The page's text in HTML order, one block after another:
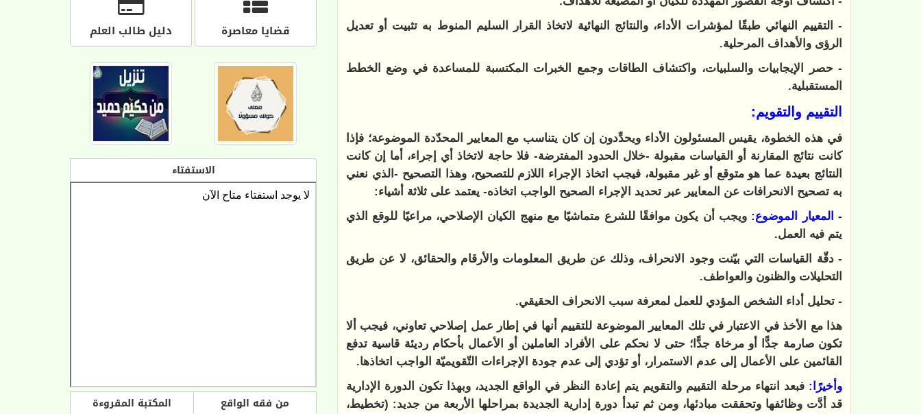
- التقييم النهائي طبقًا لمؤشرات الأداء، والنتائج النهائية لاتخاذ القرار السليم المنوط به تثبيت أو تعديل
الرؤى والأهداف المرحلية.
- حصر الإيجابيات والسلبيات، واكتشاف الطاقات وجمع الخبرات المكتسبة للمساعدة في وضع الخطط
المستقبلية.
التقييم والتقويم:
في هذه الخطوة، يقيس المسئولون الأداء ويحدِّدون إن كان يتناسب مع المعايير المحدّدة الموضوعة؛ فإذا
كانت نتائج المقارنة أو القياسات مقبولة -خلال الحدود المفترضة- فلا حاجة لاتخاذ أي إجراء، أما إن كانت
النتائج بعيدة عما هو متوقع أو غير مقبولة، فيجب اتخاذ الإجراء اللازم للتصحيح، وهذا التصحيح -الذي نعني
به تصحيح الانحرافات عن المعايير عبر تحديد الإجراء الصحيح الواجب اتخاذه- يعتمد على ثلاثة أشياء:
- المعيار الموضوع: ويجب أن يكون موافقًا للشرع متماشيًا مع منهج الكيان الإصلاحي، مراعيًا للوقع الذي
يتم فيه العمل.
- دقّة القياسات التي بيّنت وجود الانحراف، وذلك عن طريق المعلومات والأرقام والحقائق، لا عن طريق
التحليلات والظنون والعواطف.
- تحليل أداء الشخص المؤدي للعمل لمعرفة سبب الانحراف الحقيقي.
هذا مع الأخذ في الاعتبار في تلك المعايير الموضوعة للتقييم أنها في إطار عمل إصلاحي تعاوني، فيجب ألا
تكون صارمة جدًّا أو مرخاة جدًّا؛ حتى لا نحكم على الأفراد العاملين أو الأعمال بأحكام رديئة قاسية تدفع
القائمين على الأعمال إلى عدم الاستمرار، أو تؤدي إلى عدم جودة الإجراءات التّقويميّة الواجب اتخاذها.
وأخيرًا:فبعد انتهاء مرحلة التقييم والتقويم يتم إعادة النظر في الواقع الجديد، وبهذا تكون الدورة الإدارية
قد أدَّت وظائفها وتحققت مبادئها، ومن ثم تبدأ دورة إدارية الجديدة بمراحلها الأربعة من جديد: (تخطيط،
قضايا معاصرة دليل طالب العلم
الاستفتاء
من فقه الواقع
المكتبة المقروءة